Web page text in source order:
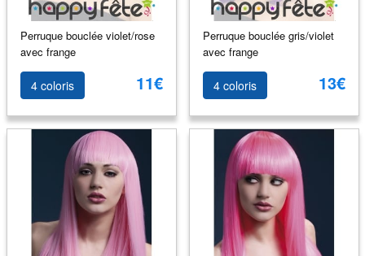
Perruque bouclée violet/rose
avec frange
4 coloris 11€
Perruque bouclée gris/violet
avec frange
4 coloris 13€